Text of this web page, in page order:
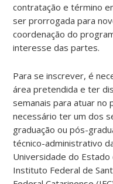
contratação e término
ser prorrogada para
coordenação do
interesse das partes.
Para se inscrever, é
área pretendida e ter
semanais para atuar no
necessário ter um dos
graduação ou pós-
técnico-administrativo
Universidade do Estado
Instituto Federal de